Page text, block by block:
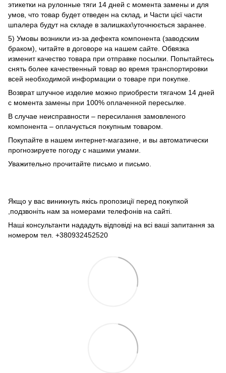
этикетки на рулонные тяги 14 дней с момента замены и для
умов, что товар будет отведен на склад, и Части цієї части
шпалера будут на складе в залишках\уточнюється заранее.
5) Умовы возникли из-за дефекта компонента (заводским
браком), читайте в договоре на нашем сайте. Обвязка
изменит качество товара при отправке посылки. Попытайтесь
снять более качественный товар во время транспортировки
всей необходимой информации о товаре при покупке.
Возврат штучное изделие можно приобрести тягачом 14 дней
с момента замены при 100% оплаченной пересылке.
В случае неисправности – пересилання замовленого
компонента – оплачується покупным товаром.
Покупайте в нашем интернет-магазине, и вы автоматически
прогнозируете погоду с нашими умами.
Уважительно прочитайте письмо и письмо.
Якщо у вас виникнуть якісь пропозиції перед покупкой
,подзвоніть нам за номерами телефонів на сайті.
Наші консультанти нададуть відповіді на всі ваші запитання за
номером тел. +380932452520